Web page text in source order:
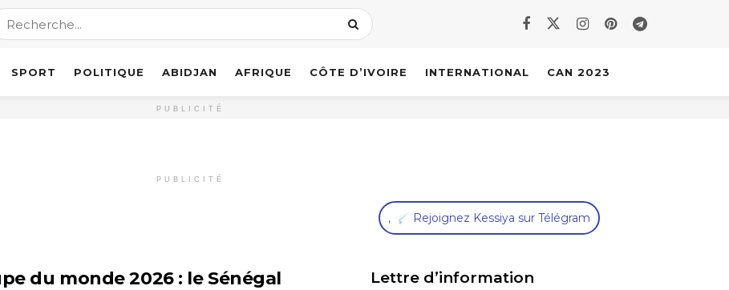
SPORT POLITIQUE ABIDJAN AFRIQUE CÔTE D’IVOIRE INTERNATIONAL CAN 2023
PUBLICITÉ
PUBLICITÉ
du monde 2026 : le Sénégal
, Rejoignez Kessiya sur Télégram
Lettre d’information